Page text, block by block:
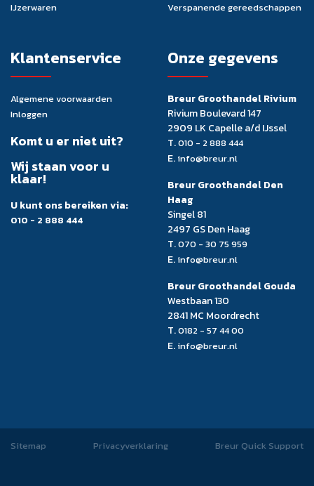
IJzerwaren
Verspanende gereedschappen
Klantenservice
Algemene voorwaarden
Inloggen
Komt u er niet uit?
Wij staan voor u
klaar!
U kunt ons bereiken via:
010 - 2 888 444
Onze gegevens
Breur Groothandel Rivium
Rivium Boulevard 147
2909 LK Capelle a/d IJssel
T.010 - 2 888 444
E. info@breur.nl
Breur Groothandel Den
Haag
Singel 81
2497 GS Den Haag
T.070 - 30 75 959
E. info@breur.nl
Breur Groothandel Gouda
Westbaan 130
2841 MC Moordrecht
T.0182 - 57 44 00
E. info@breur.nl
Sitemap Privacyverklaring Breur Quick Support